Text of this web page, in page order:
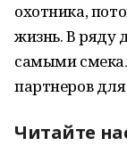
охотника,
жизнь. В ряду
самыми
партнеров
Читайте